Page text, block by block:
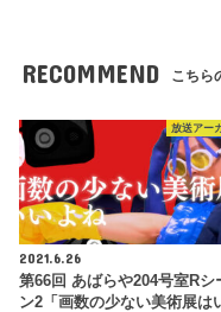
RECOMMEND こちら
放送アー
2021.6.26
第66回 あばらや204号室Rシ
ン2「画数の少ない美術展は